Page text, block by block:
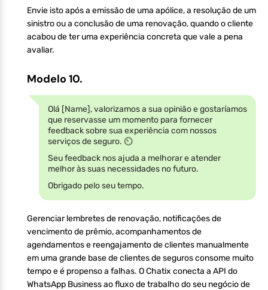
Envie isto após a emissão de uma apólice, a resolução de um
sinistro ou a conclusão de uma renovação, quando o cliente
acabou de ter uma experiência concreta que vale a pena
avaliar.
Modelo 10.
Olá [Name], valorizamos a sua opinião e gostaríamos
que reservasse um momento para fornecer
feedback sobre sua experiência com nossos
serviços de seguro. ⏲️
Seu feedback nos ajuda a melhorar e atender
melhor às suas necessidades no futuro.
Obrigado pelo seu tempo.
Gerenciar lembretes de renovação, notificações de
vencimento de prêmio, acompanhamentos de
agendamentos e reengajamento de clientes manualmente
em uma grande base de clientes de seguros consome muito
tempo e é propenso a falhas. O Chatix conecta a API do
WhatsApp Business ao fluxo de trabalho do seu negócio de